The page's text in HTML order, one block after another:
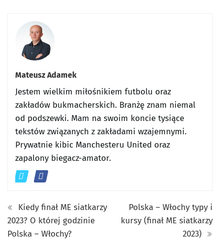
Mateusz Adamek
Jestem wielkim miłośnikiem futbolu oraz
zakładów bukmacherskich. Branżę znam niemal
od podszewki. Mam na swoim koncie tysiące
tekstów związanych z zakładami wzajemnymi.
Prywatnie kibic Manchesteru United oraz
zapalony biegacz-amator.
Kiedy finał ME siatkarzy
2023? O której godzinie
Polska – Włochy?
Polska – Włochy typy i
kursy (finał ME siatkarzy
2023)